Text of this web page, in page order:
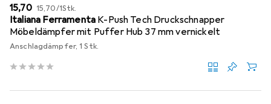
EUR
15,70 EUR
15,70/1Stk.
Italiana Ferramenta K-Push Tech Druckschnapper
Möbeldämpfer mit Puffer Hub 37 mm vernickelt
Anschlagdämpfer, 1 Stk.